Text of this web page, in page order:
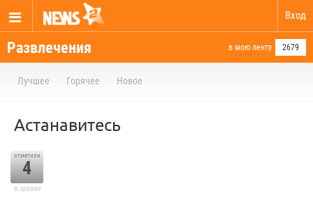
Вход
Развлечения в мою ленту 2679
Лучшее Горячее Новое
Астанавитесь
отметили
4
в архиве